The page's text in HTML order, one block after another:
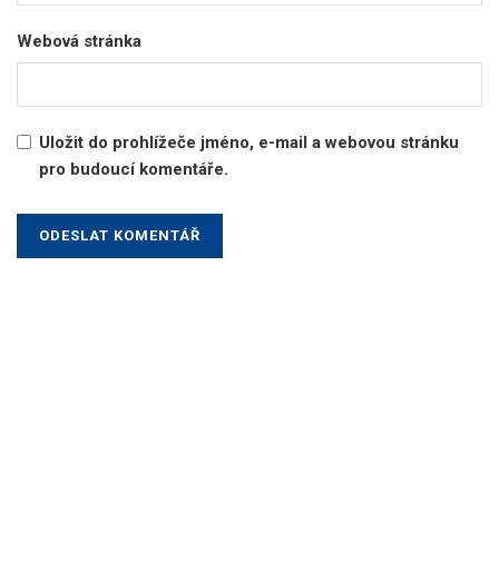
Webová stránka
Uložit do prohlížeče jméno, e-mail a webovou stránku
pro budoucí komentáře.